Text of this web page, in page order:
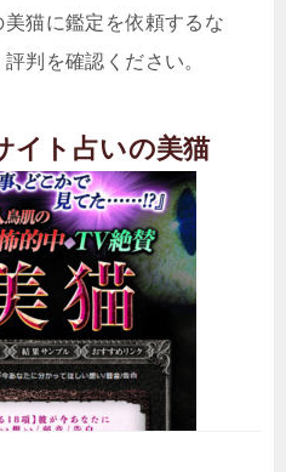
猫に鑑定を依頼するな
判を確認ください。
イト占いの美猫